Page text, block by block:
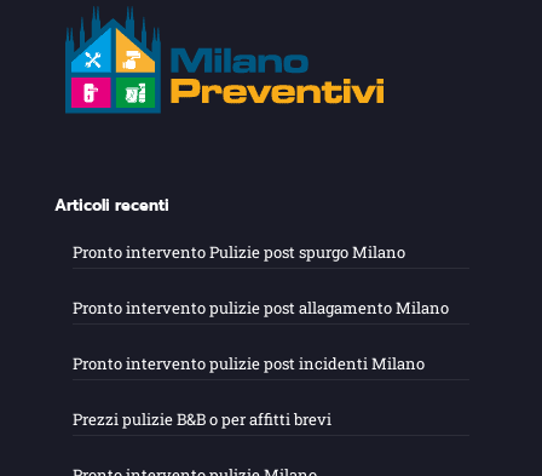
Articoli recenti
Pronto intervento Pulizie post spurgo Milano
Pronto intervento pulizie post allagamento Milano
Pronto intervento pulizie post incidenti Milano
Prezzi pulizie B&B o per affitti brevi